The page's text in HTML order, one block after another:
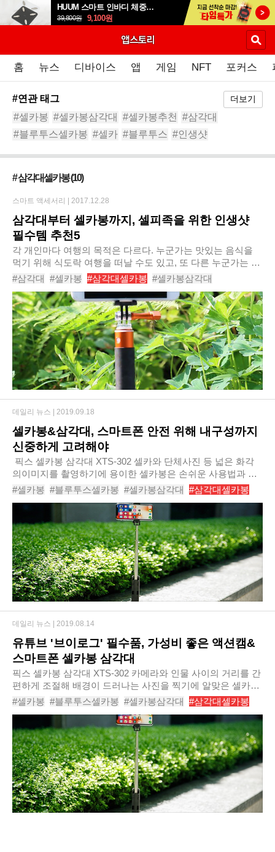
HUUM 스마트 인바디 체중계 SB-108B
39,800원 9,100원
홈 뉴스 디바이스 앱 게임 NFT 포커스
#연관 태그 더보기
#셀카봉 #셀카봉삼각대 #셀카봉추천
#삼각대
#블루투스셀카봉 #셀카 #블루투스 #인생샷
# 삼각대셀카봉(10)
삼각대부터 셀카봉까지, 셀피족을 위한 인생샷
필수템 추천5
각 개인마다 여행의 목적은 다르다. 누군가는 맛있는 음식을
먹기 위해 식도락 여행을 떠날 수도 있고, 또 다른 누군가는 인
생샷을 건지기 위해 여행을 떠날 수도 있다. 개인적으로 '남는
건 사진뿐'이라는 말을 맹신(?)하기 때..
#삼각대 #셀카봉 #삼각대셀카봉 #셀카봉삼각대
#삼각대추천 #셀카봉추천 #인생샷 #인생샷찍는법
#인생샷찍는팁 #셀카
스마트 액세서리 | 2017.12.28
셀카봉&삼각대, 스마트폰 안전 위해 내구성까지
신중하게 고려해야
​ 픽스 셀카봉 삼각대 XTS-302​ 셀카와 단체사진 등 넓은 화각
의이미지를 촬영하기에 용이한 셀카봉은 손쉬운 사용법과 휴
대성을 경쟁력으로 스마트폰 액세서리 시장에서 꾸준히 인기
를 끌고 있는 상품이다. 셀카봉..
#셀카봉 #블루투스셀카봉 #셀카봉삼각대 #삼각대셀카봉
#삼각대 #블루투스 #블루투스셀카봉추천 #셀카봉추천
데일리 뉴스 | 2019.09.18
유튜브 '브이로그' 필수품, 가성비 좋은 액션캠&
스마트폰 셀카봉 삼각대
픽스 셀카봉 삼각대 XTS-302 카메라와 인물 사이의 거리를 간
편하게 조절해 배경이 드러나는 사진을 찍기에 알맞은 셀카봉
은 여행뿐 아니라가족과 친구, 혹은 지인들과의 즐거운 한때를
사진으로 남기기에도 좋아 현대인의 필..
#셀카봉 #블루투스셀카봉 #셀카봉삼각대 #삼각대셀카봉
#삼각대 #블루투스 #블루투스셀카봉추천 #셀카봉추천
#셀카 #셀카잘찍는법
데일리 뉴스 | 2019.08.14